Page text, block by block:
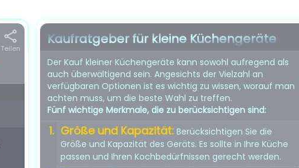
Teilen
Kaufratgeber für kleine Küchengeräte
Der Kauf kleiner Küchengeräte kann sowohl aufregend als
auch überwältigend sein. Angesichts der Vielzahl an
verfügbaren Optionen ist es wichtig zu wissen, worauf man
achten muss, um die beste Wahl zu treffen.
Fünf wichtige Merkmale, die zu berücksichtigen sind:
Größe und Kapazität: Berücksichtigen Sie die
Größe und Kapazität des Geräts. Es sollte in Ihre Küche
passen und Ihren Kochbedürfnissen gerecht werden.